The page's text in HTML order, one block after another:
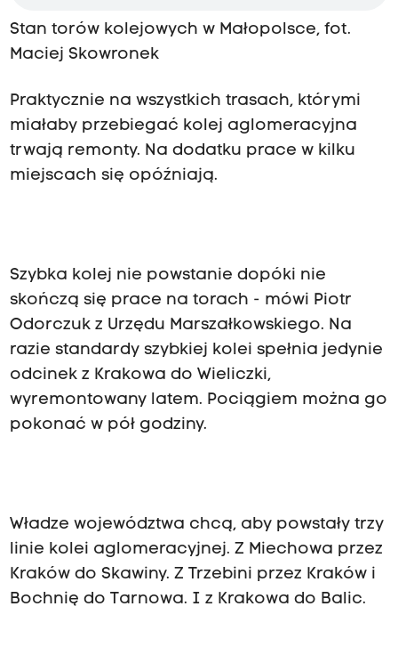
Stan torów kolejowych w Małopolsce, fot.
Maciej Skowronek
Praktycznie na wszystkich trasach, którymi
miałaby przebiegać kolej aglomeracyjna
trwają remonty. Na dodatku prace w kilku
miejscach się opóźniają.
Szybka kolej nie powstanie dopóki nie
skończą się prace na torach - mówi Piotr
Odorczuk z Urzędu Marszałkowskiego. Na
razie standardy szybkiej kolei spełnia jedynie
odcinek z Krakowa do Wieliczki,
wyremontowany latem. Pociągiem można go
pokonać w pół godziny.
Władze województwa chcą, aby powstały trzy
linie kolei aglomeracyjnej. Z Miechowa przez
Kraków do Skawiny. Z Trzebini przez Kraków i
Bochnię do Tarnowa. I z Krakowa do Balic.